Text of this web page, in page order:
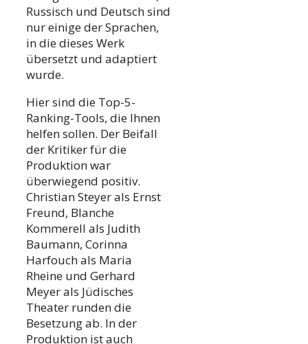
Russisch und Deutsch sind
nur einige der Sprachen,
in die dieses Werk
übersetzt und adaptiert
wurde.
Hier sind die Top-5-
Ranking-Tools, die Ihnen
helfen sollen. Der Beifall
der Kritiker für die
Produktion war
überwiegend positiv.
Christian Steyer als Ernst
Freund, Blanche
Kommerell als Judith
Baumann, Corinna
Harfouch als Maria
Rheine und Gerhard
Meyer als Jüdisches
Theater runden die
Besetzung ab. In der
Produktion ist auch